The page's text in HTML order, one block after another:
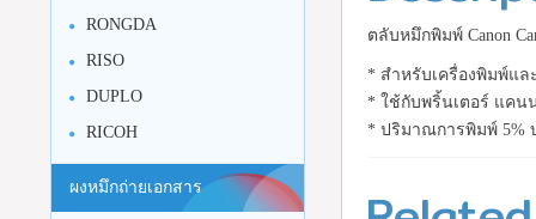
ตลับหมึกพิมพ์ Canon
* สำหรับเครื่องพิมพ์แ
* ใช้กับพริ้นเตอร์ แคนน
* ปริมาณการพิมพ์ 5%
RONGDA
RISO
DUPLO
RICOH
ผงหมึกถ่ายเอกสาร